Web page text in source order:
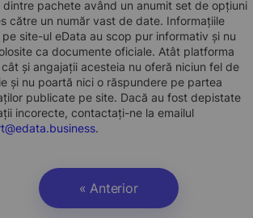
dintre pachete având un anumit set de opțiuni
către un număr vast de date. Informațiile
site-ul eData au scop pur informativ și nu
ca documente oficiale. Atât platforma
și angajații acesteia nu oferă niciun fel de
și nu poartă nici o răspundere pe partea
publicate pe site. Dacă au fost depistate
incorecte, contactați-ne la emailul
.
« Anterior